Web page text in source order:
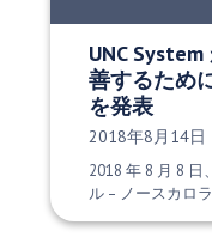
UNC
善するため
を発表
発行日:
2018年8月14日
2018 年 8 月 8
ル – ノースカロ